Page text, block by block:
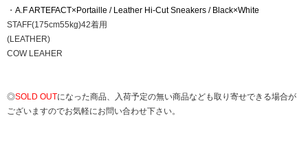
・ A.F ARTEFACT×Portaille / Leather Hi-Cut Sneakers / Black×White
STAFF(175cm55kg)42着用
(LEATHER)
COW LEAHER
◎SOLD OUTになった商品、入荷予定の無い商品なども取り寄せできる場合が
ございますのでお気軽にお問い合わせ下さい。